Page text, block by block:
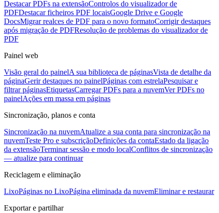
Destacar PDFs na extensãoControlos do visualizador de
PDFDestacar ficheiros PDF locaisGoogle Drive e Google
DocsMigrar realces de PDF para o novo formatoCorrigir destaques
após migração de PDFResolução de problemas do visualizador de
PDF
Painel web
Visão geral do painelA sua biblioteca de páginasVista de detalhe da
páginaGerir destaques no painelPáginas com estrelaPesquisar e
filtrar páginasEtiquetasCarregar PDFs para a nuvemVer PDFs no
painelAções em massa em páginas
Sincronização, planos e conta
Sincronização na nuvemAtualize a sua conta para sincronização na
nuvemTeste Pro e subscriçãoDefinições da contaEstado da ligação
da extensãoTerminar sessão e modo localConflitos de sincronização
— atualize para continuar
Reciclagem e eliminação
LixoPáginas no LixoPágina eliminada da nuvemEliminar e restaurar
Exportar e partilhar